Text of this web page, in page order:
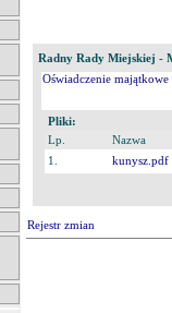
Radny Rady Miejskiej -
Oświadczenie
Pliki:
Lp.
Nazwa
1.
kunysz.pdf
Rejestr zmian